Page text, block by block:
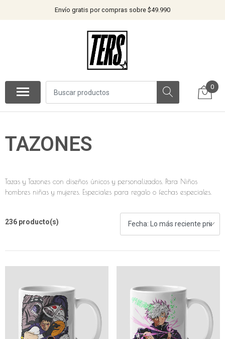
Envío gratis por compras sobre $49.990
0
TAZONES
Tazas y Tazones con diseños únicos y personalizados. Para Niños
hombres niñas y mujeres. Especiales para regalo o fechas especiales.
236 producto(s)